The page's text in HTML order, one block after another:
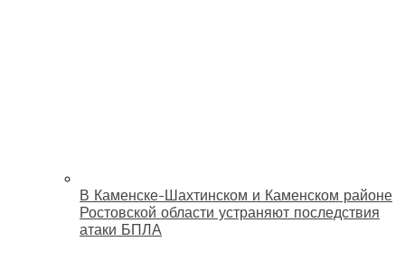
В Каменске-Шахтинском и Каменском районе
Ростовской области устраняют последствия
атаки БПЛА